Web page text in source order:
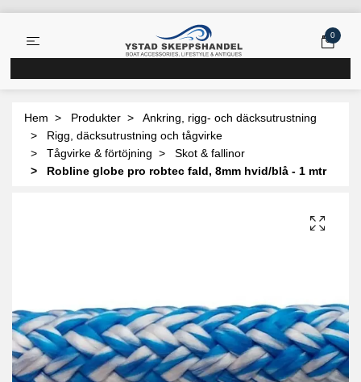
0
Hem Produkter
Ankring, rigg- och däcksutrustning
Rigg, däcksutrustning och tågvirke
Tågvirke & förtöjning
Skot & fallinor
Robline globe pro robtec fald, 8mm hvid/blå - 1 mtr